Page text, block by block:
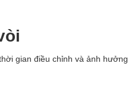
gian điều chỉnh và ảnh hưởng